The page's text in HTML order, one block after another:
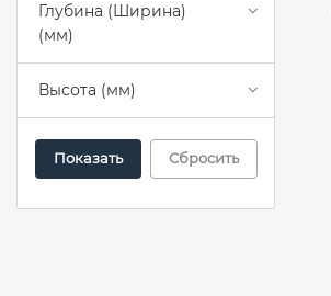
Глубина (Ширина)
(мм)
Высота (мм)
Сбросить